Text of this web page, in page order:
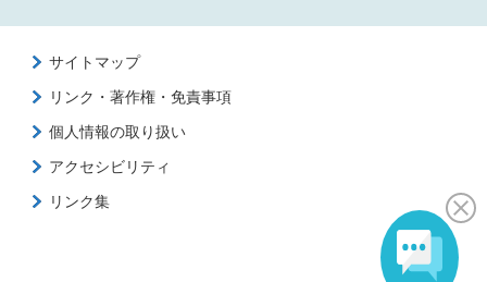
サイトマップ
リンク・著作権・免責事項
個人情報の取り扱い
アクセシビリティ
リンク集